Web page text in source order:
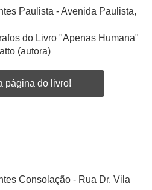
Paulista - Avenida Paulista,
do Livro "Apenas Humana"
(autora)
página do livro!
Consolação - Rua Dr. Vila